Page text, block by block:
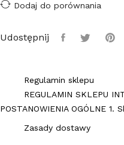
Dodaj do porównania
Udostępnij
Regulamin sklepu
REGULAMIN SKLEPU
POSTANOWIENIA OGÓLNE
Zasady dostawy